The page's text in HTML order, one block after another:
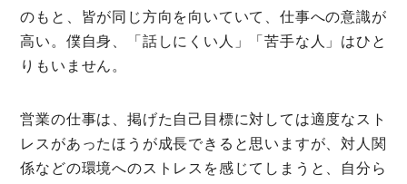
のもと、皆が同じ方向を向いていて、仕事への意識が
高い。僕自身、「話しにくい人」「苦手な人」はひと
りもいません。
営業の仕事は、掲げた自己目標に対しては適度なスト
レスがあったほうが成長できると思いますが、対人関
係などの環境へのストレスを感じてしまうと、自分ら